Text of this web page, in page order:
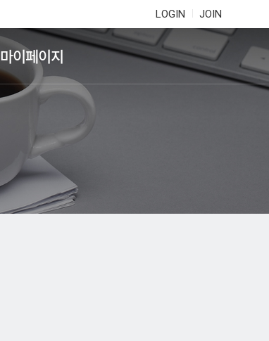
LOGIN JOIN
마이페이지